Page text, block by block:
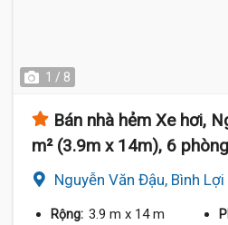
1 / 8
Bán nhà hẻm Xe hơi,
m² (3.9m x 14m), 6
Nguyễn Văn Đậu, Bình
Rộng: 3.9 m x 14 m